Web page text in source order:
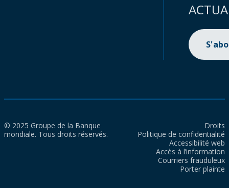
© 2025 Groupe de la Banque
mondiale. Tous droits réservés.
Droits
Politique de confidentialité
Accessibilité web
Accès à l’information
Courriers frauduleux
Porter plainte